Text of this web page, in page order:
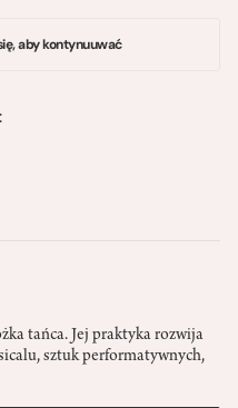
tańca. Jej praktyka rozwija
sztuk performatywnych,
aby kontynuuwać